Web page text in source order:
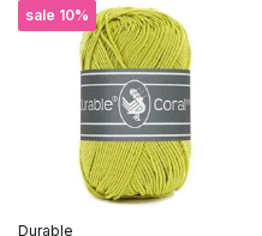
sale 10%
Durable